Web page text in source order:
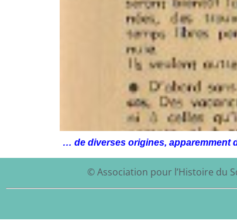
… de diverses origines, apparemment
© Association pour l’Histoire du